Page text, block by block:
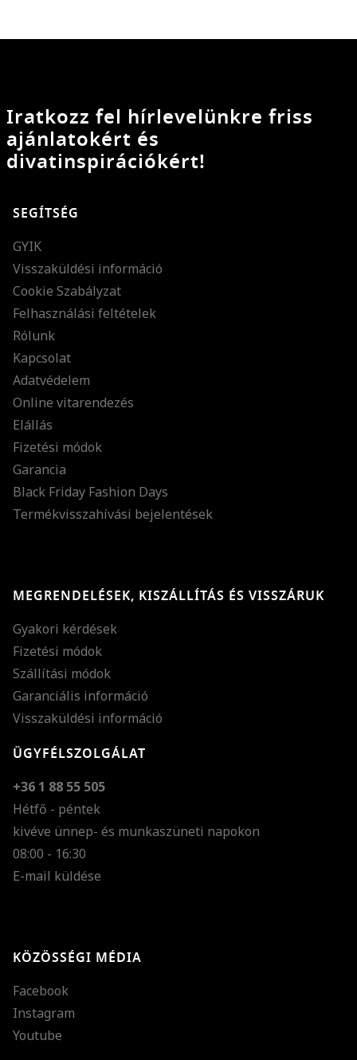
Iratkozz fel hírlevelünkre friss
ajánlatokért és
divatinspirációkért!
SEGÍTSÉG
GYIK
Visszaküldési információ
Cookie Szabályzat
Felhasználási feltételek
Rólunk
Kapcsolat
Adatvédelem
Online vitarendezés
Elállás
Fizetési módok
Garancia
Black Friday Fashion Days
Termékvisszahívási bejelentések
MEGRENDELÉSEK, KISZÁLLÍTÁS ÉS VISSZÁRUK
Gyakori kérdések
Fizetési módok
Szállítási módok
Garanciális információ
Visszaküldési információ
ÜGYFÉLSZOLGÁLAT
+36 1 88 55 505
Hétfő - péntek
kivéve ünnep- és munkaszüneti napokon
08:00 - 16:30
E-mail küldése
KÖZÖSSÉGI MÉDIA
Facebook
Instagram
Youtube